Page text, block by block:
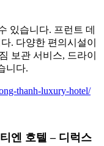
있습니다. 프런트 데
. 다양한 편의시설이
보관 서비스, 드라이
니다.
thanh-luxury-hotel/
엔 호텔 – 디럭스